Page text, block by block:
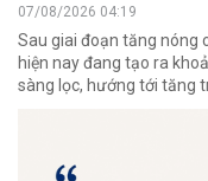
07/08/2026 04:19
Sau giai đoạn tăng nóng
hiện nay đang tạo ra
sàng lọc, hướng tới tăng